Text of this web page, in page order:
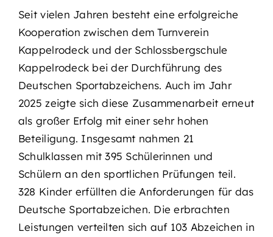
Seit vielen Jahren besteht eine erfolgreiche
Kooperation zwischen dem Turnverein
Kappelrodeck und der Schlossbergschule
Kappelrodeck bei der Durchführung des
Deutschen Sportabzeichens. Auch im Jahr
2025 zeigte sich diese Zusammenarbeit erneut
als großer Erfolg mit einer sehr hohen
Beteiligung. Insgesamt nahmen 21
Schulklassen mit 395 Schülerinnen und
Schülern an den sportlichen Prüfungen teil.
328 Kinder erfüllten die Anforderungen für das
Deutsche Sportabzeichen. Die erbrachten
Leistungen verteilten sich auf 103 Abzeichen in